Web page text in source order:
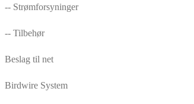
-- Strømforsyninger
-- Tilbehør
Beslag til net
Birdwire System